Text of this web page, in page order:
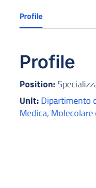
Profile
Profile
Position:
Unit: Dipartimento
Medica,